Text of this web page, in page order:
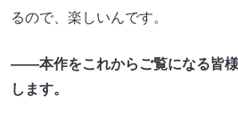
るので、楽しいんです。
――本作をこれからご覧になる皆
します。